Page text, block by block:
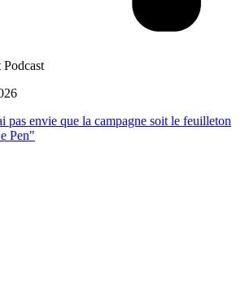
Podcast
pas envie que la campagne soit le feuilleton
Pen"